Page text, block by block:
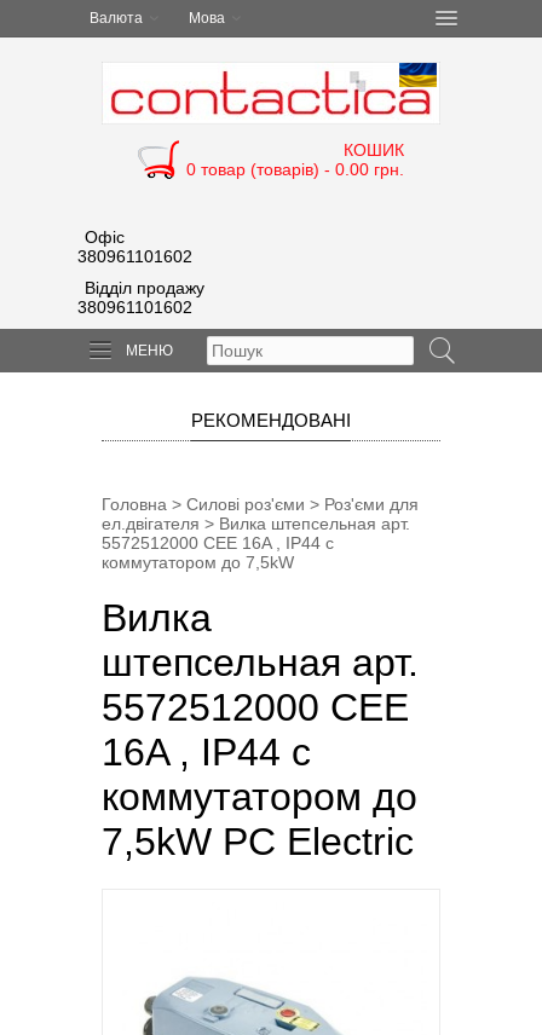
Валюта Мова
КОШИК
0 товар (товарів) - 0.00 грн.
Офіс
380961101602
Відділ продажу
380961101602
МЕНЮ
РЕКОМЕНДОВАНІ
Головна > Силові роз'єми > Роз'єми для
ел.двігателя > Вилка штепсельная арт.
5572512000 CEE 16A , IP44 с
коммутатором до 7,5kW
Вилка
штепсельная арт.
5572512000 CEE
16A , IP44 с
коммутатором до
7,5kW PC Electric